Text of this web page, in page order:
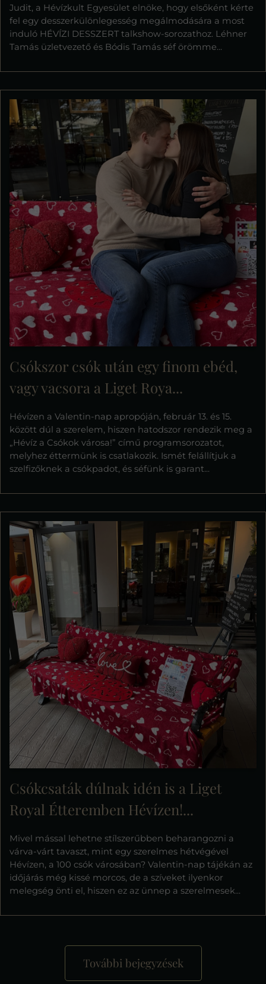
Judit, a Hévízkult Egyesület elnöke, hogy elsőként kérte
fel egy desszerkülönlegesség megálmodására a most
induló HÉVÍZI DESSZERT talkshow-sorozathoz. Léhner
Tamás üzletvezető és Bódis Tamás séf örömme...
Csókszor csók után egy finom ebéd,
vagy vacsora a Liget Roya...
Hévízen a Valentin-nap apropóján, február 13. és 15.
között dúl a szerelem, hiszen hatodszor rendezik meg a
„Hévíz a Csókok városa!” című programsorozatot,
melyhez éttermünk is csatlakozik. Ismét felállítjuk a
szelfizőknek a csókpadot, és séfünk is garant...
Csókcsaták dúlnak idén is a Liget
Royal Étteremben Hévízen!...
Mivel mással lehetne stílszerűbben beharangozni a
várva-várt tavaszt, mint egy szerelmes hétvégével
Hévízen, a 100 csók városában? Valentin-nap tájékán az
időjárás még kissé morcos, de a szíveket ilyenkor
melegség önti el, hiszen ez az ünnep a szerelmesek...
További bejegyzések